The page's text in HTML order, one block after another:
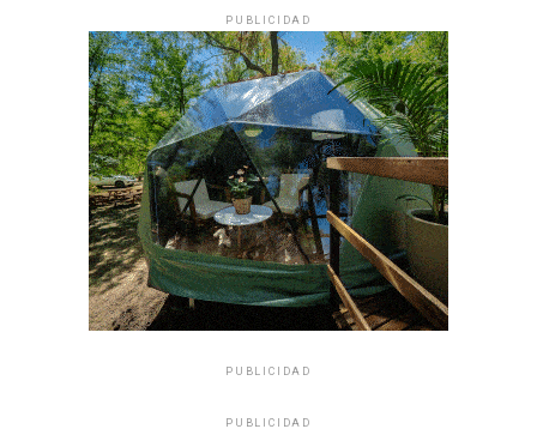
PUBLICIDAD
PUBLICIDAD
PUBLICIDAD